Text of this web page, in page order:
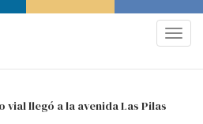
vial llegó a la avenida Las Pilas